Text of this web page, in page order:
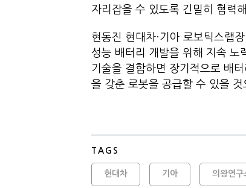
자리잡을 수 있도록 긴밀히 협력
현동진 현대차·기아 로보틱스랩
성능 배터리 개발을 위해 지속 노
기술을 결합하면 장기적으로 배
을 갖춘 로봇을 공급할 수 있을 것
TAGS
현대차 기아 의왕연구